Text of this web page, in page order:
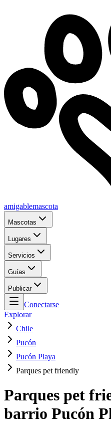
amigablemascota
Mascotas
Lugares
Servicios
Guías
Publicar
Conectarse
Explorar
Chile
Pucón
Pucón Playa
Parques pet friendly
Parques pet
barrio Pucón